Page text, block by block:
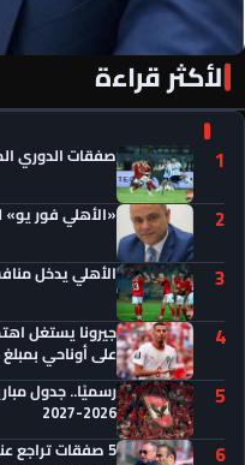
«الأهلي فور يو» لكل أهلاوي في
الأكثر قراءة
1 صفقات الدوري المصري 2026-2027.. أحدث
2 «الأهلي فور
3 الأهلي يدخل
4 جيرونا يستغل
على أوناحي
5 رسميًا.. جدول
2026-2027
6 5 صفقات تراجع